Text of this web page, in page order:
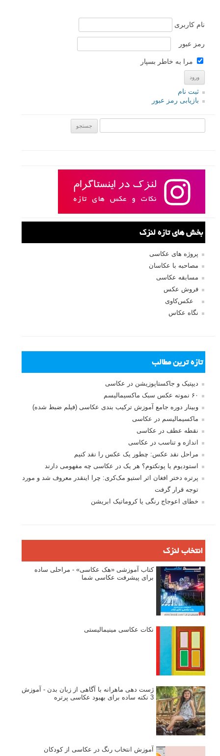
نام کاربری
رمز عبور
مرا به خاطر بسپار
ثبت نام
بازیابی رمز عبور
بخش های تازه لنزک
پروژه های عکاسی
مصاحبه با عکاسان
مسابقه عکاسی
فروش عکس
عکس‌کاوی
نگاه عکاس
تازه ترین مطالب
دیپتیک و جاکستا‌پوزیشن در عکاسی
۶۰ نمونه عکس سبک ماکسیمالیسم
وبینار دوره جامع آموزش ترکیب بندی عکاسی (فیلم ضبط شده)
ماکسیمالیسم در عکاسی
نقطه عطف در عکاسی
اندازه و تناسب در عکاسی
مراحل نقد عکس: چطور یک عکس را نقد کنیم
استودیوم یا پونکتوم؟ هر یک در عکاسی چه مفهومی دارند
پرتره دختر افغان اثر استیو مک‌کری: چرا اینقدر معروف شد و مورد
توجه قرار گرفت
خطای اعوجاج رنگی یا کروماتیک ابریشن
انتخاب لنزک
کتاب آموزشی «هک عکاسی» - مراحلی ساده
برای پیشرفت عکاسی شما
نکات عکاسی مینیمالیستی
ژست دهی ماهرانه با آگاهی از زبان بدن - آموزش
3 نکته ساده برای بهبود عکاسی پرتره
آموزش انتخاب رنگ در عکاسی از کودکان